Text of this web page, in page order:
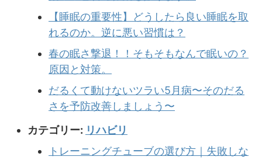
【睡眠の重要性】どうしたら良い睡眠を取
れるのか。逆に悪い習慣は？
春の眠さ撃退！！そもそもなんで眠いの？
原因と対策。
だるくて動けないツラい5月病〜そのだる
さを予防改善しましょう〜
カテゴリー: リハビリ
トレーニングチューブの選び方｜失敗しな